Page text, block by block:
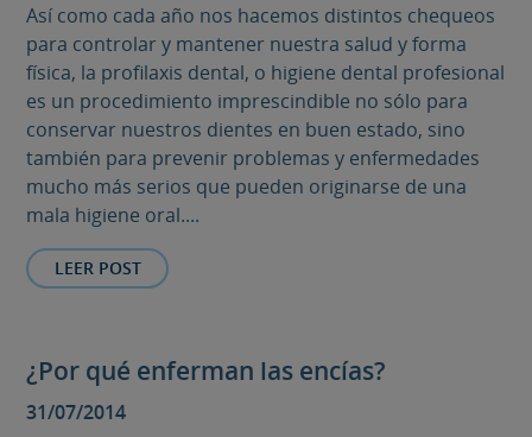
Así como cada año nos hacemos distintos chequeos
para controlar y mantener nuestra salud y forma
física, la profilaxis dental, o higiene dental profesional
es un procedimiento imprescindible no sólo para
conservar nuestros dientes en buen estado, sino
también para prevenir problemas y enfermedades
mucho más serios que pueden originarse de una
mala higiene oral....
LEER POST
¿Por qué enferman las encías?
31/07/2014